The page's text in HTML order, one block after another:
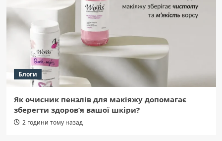
Блоги
Як очисник пензлів для макіяжу допомагає
зберегти здоров’я вашої шкіри?
2 години тому назад